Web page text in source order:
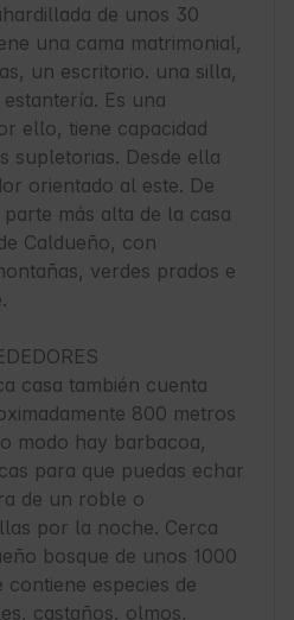
de unos 30
una cama matrimonial,
un escritorio. una silla,
Es una
ello, tiene capacidad
supletorias. Desde ella
orientado al este. De
más alta de la casa
Caldueño, con
verdes prados e
casa también cuenta
800 metros
modo hay barbacoa,
para que puedas echar
de un roble o
por la noche. Cerca
bosque de unos 1000
especies de
castaños, olmos,